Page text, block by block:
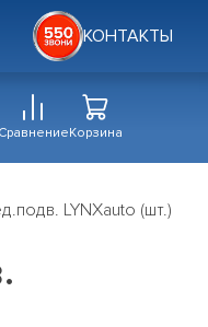
КОНТАКТЫ
СравнениеКорзина
LYNXauto (шт.)